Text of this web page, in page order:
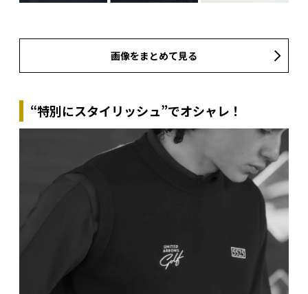
画像をまとめて見る
“特別にスタイリッシュ”でオシャレ！